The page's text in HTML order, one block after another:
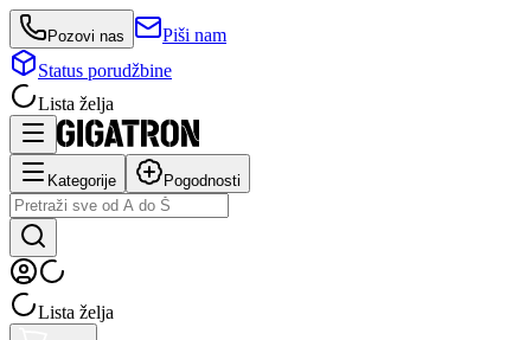
Pozovi nas
Piši nam
Status porudžbine
Lista želja
Kategorije Pogodnosti
Lista želja